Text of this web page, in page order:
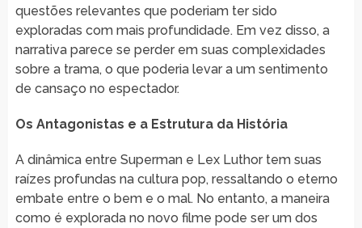
questões relevantes que poderiam ter sido
exploradas com mais profundidade. Em vez disso, a
narrativa parece se perder em suas complexidades
sobre a trama, o que poderia levar a um sentimento
de cansaço no espectador.
Os Antagonistas e a Estrutura da História
A dinâmica entre Superman e Lex Luthor tem suas
raízes profundas na cultura pop, ressaltando o eterno
embate entre o bem e o mal. No entanto, a maneira
como é explorada no novo filme pode ser um dos